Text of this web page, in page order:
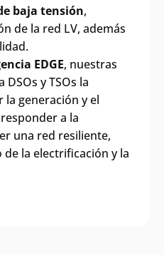
baja tensión,
de la red LV, además
EDGE, nuestras
y TSOs la
generación y el
a la
una red resiliente,
la electrificación y la